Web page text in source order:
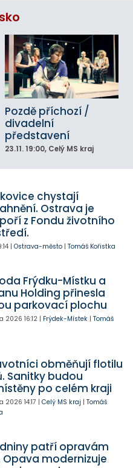
Pozdě příchozí /
divadelní
představení
23.11. 19:00, Celý MS kraj
chystají
Ostrava je
z Fondu životního
| Ostrava-město| Tomáš Kořistka
Frýdku-Místku a
Holding přinesla
parkovací plochu
2026 16:12| Frýdek-Místek| Tomáš
obměňují flotilu
Sanitky budou
po celém kraji
2026 14:17 | Celý MS kraj | Tomáš
patří opravám
Opava modernizuje